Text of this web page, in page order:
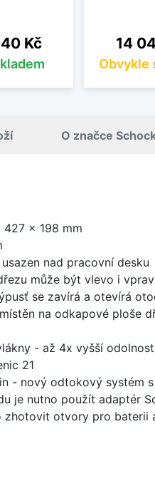
Kč Cena
14
Obvykle
O značce
427 x 198 mm
nad pracovní desku
může být vlevo i
se zavírá a otevírá
na odkapové ploše
- až 4x vyšší
21
- nový odtokový systém
je nutno použít adaptér
otvory pro baterii